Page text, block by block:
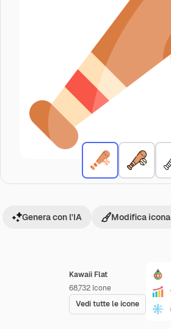
Kawaii Flat
68,732 Icone
Vedi tutte le icone
Genera con l'IA Modifica icona